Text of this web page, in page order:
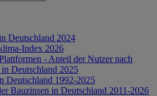
Deutschland 2024
Index 2026
- Anteil der Nutzer nach
Deutschland 2025
Deutschland 1992-2025
Bauzinsen in Deutschland 2011-2026